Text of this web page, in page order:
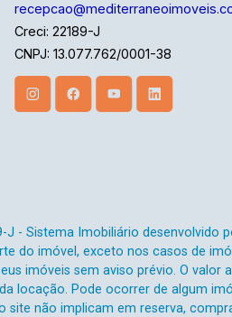
Creci: 22189-J
CNPJ: 13.077.762/0001-38
- Sistema Imobiliário desenvolvido
do imóvel, exceto nos casos de
imóveis sem aviso prévio. O
locação. Pode ocorrer de algum
não implicam em reserva,